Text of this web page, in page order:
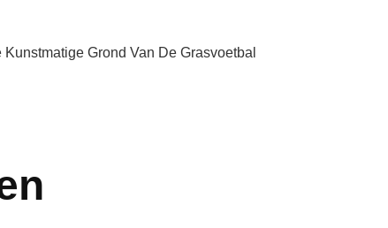
Kunstmatige Grond Van De Grasvoetbal